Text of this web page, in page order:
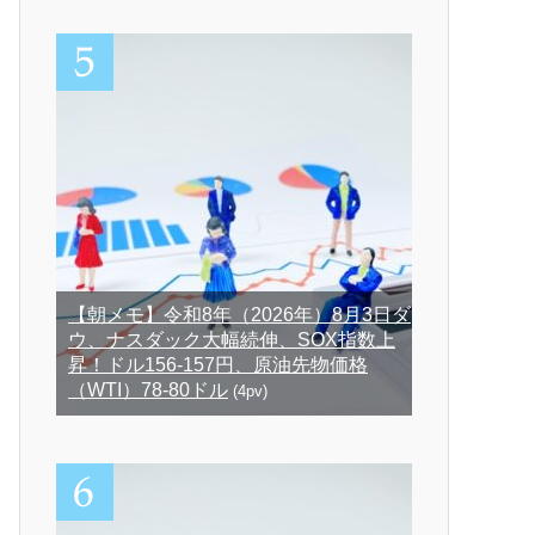
【朝メモ】令和8年（2026年）8月3日ダ
ウ、ナスダック大幅続伸、SOX指数上
昇！ドル156-157円、原油先物価格
（WTI）78-80ドル (4pv)